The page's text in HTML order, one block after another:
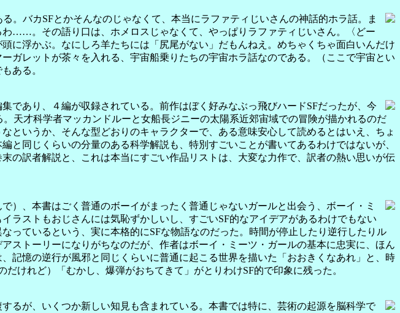
。バカSFとかそんなのじゃなくて、本当にラファティじいさんの神話的ホラ話。ま
……。その語り口は、ホメロスじゃなくて、やっぱりラファティじいさん。〈どー
に浮かぶ。なにしろ羊たちには「尻尾がない」だもんねえ。めちゃくちゃ面白いんだけ
ガレットが茶々を入れる、宇宙船乗りたちの宇宙ホラ話なのである。（ここで宇宙とい
ある。
あり、４編が収録されている。前作はぼく好みなぶっ飛びハードSFだったが、今
天才科学者マッカンドルーと女船長ジニーの太陽系近郊宙域での冒険が描かれるのだ
というか、そんな型どおりのキャラクターで、ある意味安心して読めるとはいえ、ちょ
同じくらいの分量のある科学解説も、特別すごいことが書いてあるわけではないが、
の訳者解説と、これは本当にすごい作品リストは、大変な力作で、訳者の熱い思いが伝
、本書はごく普通のボーイがまったく普通じゃないガールと出会う、ボーイ・ミ
ラストもおじさんには気恥ずかしいし、すごいSF的なアイデアがあるわけでもない
っているという、実に本格的にSFな物語なのだった。時間が停止したり逆行したりル
ストーリーになりがちなのだが、作者はボーイ・ミーツ・ガールの基本に忠実に、ほん
記憶の逆行が風邪と同じくらいに普通に起こる世界を描いた「おおきくなあれ」と、時
けれど）「むかし、爆弾がおちてきて」がとりわけSF的で印象に残った。
が、いくつか新しい知見も含まれている。本書では特に、芸術の起源を脳科学で